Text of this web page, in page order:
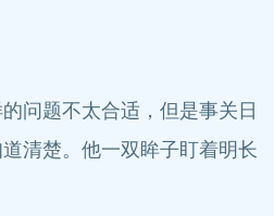
题不太合适，但是事关日
清楚。他一双眸子盯着明长